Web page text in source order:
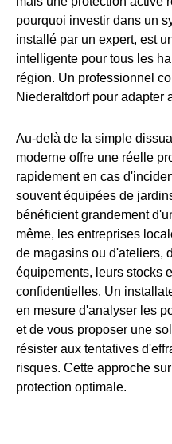
pourquoi investir dans un
installé par un expert, est
intelligente pour tous les
région. Un professionnel
Niederaltdorf pour adapter
Au-delà de la simple
moderne offre une réelle
rapidement en cas
souvent équipées de
bénéficient grandement
même, les entreprises
de magasins ou d'ateliers,
équipements, leurs stocks
confidentielles. Un
en mesure d'analyser les
et de vous proposer une
résister aux tentatives
risques. Cette approche
protection optimale.